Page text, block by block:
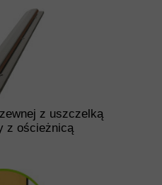
z uszczelką
z ościeżnicą